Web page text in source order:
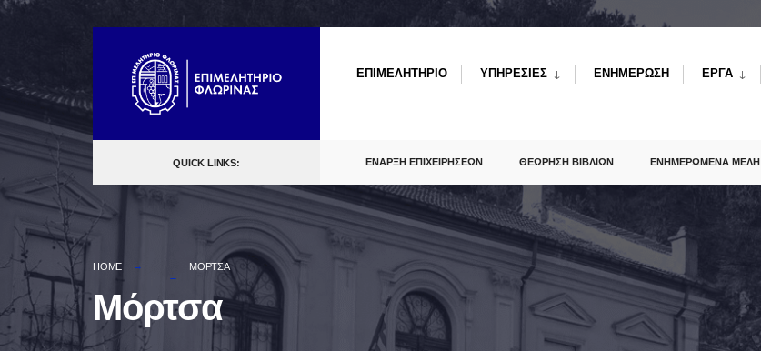
content
ΕΠΙΜΕΛΗΤΗΡΙΟ ΥΠΗΡΕΣΙΕΣ ΕΝΗΜΕΡΩΣΗ ΕΡΓΑ
QUICK LINKS: ΕΝΑΡΞΗ ΕΠΙΧΕΙΡΗΣΕΩΝ ΘΕΩΡΗΣΗ ΒΙΒΛΙΩΝ ΕΝΗΜΕΡΩΜΕΝΑ ΜΕΛΗ
HOME ΜΌΡΤΣΑ
Μόρτσα